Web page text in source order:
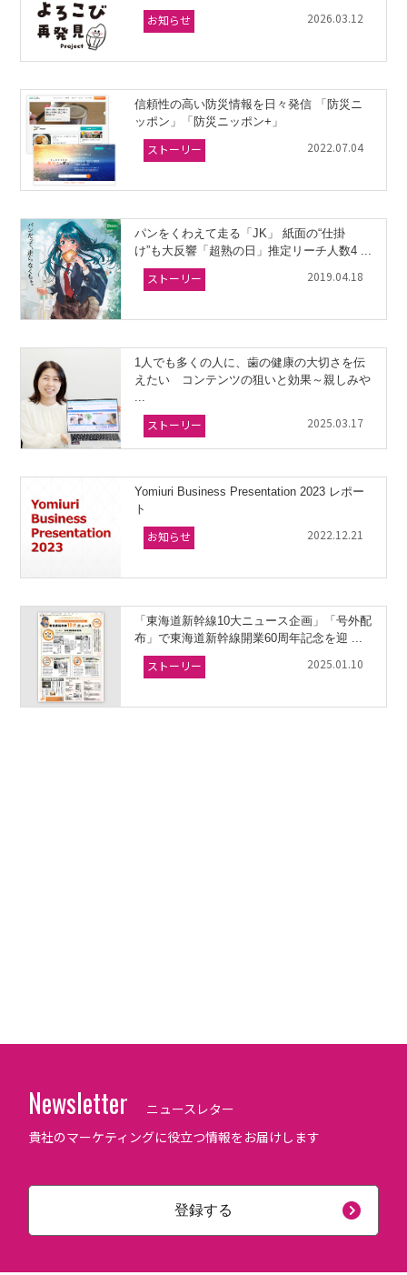
お知らせ 2026.03.12
信頼性の高い防災情報を日々発信 「防災ニ
ッポン」「防災ニッポン+」
ストーリー 2022.07.04
パンをくわえて走る「JK」 紙面の“仕掛
け”も大反響「超熟の日」推定リーチ人数4 ...
ストーリー 2019.04.18
1人でも多くの人に、歯の健康の大切さを伝
えたい コンテンツの狙いと効果～親しみや
ストーリー 2025.03.17
Yomiuri Business Presentation 2023 レポー
ト
お知らせ 2022.12.21
「東海道新幹線10大ニュース企画」「号外配
布」で東海道新幹線開業60周年記念を迎 ...
ストーリー 2025.01.10
Newsletter
ニュースレター
貴社のマーケティングに役立つ情報をお届けします
登録する